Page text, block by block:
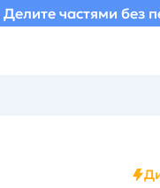
частями без